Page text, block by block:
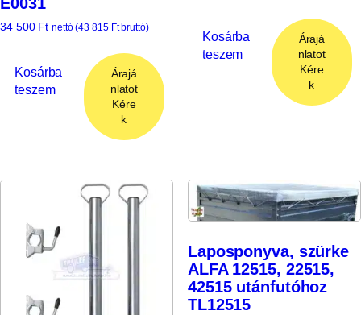
34 500 Ft nettó (43 815 Ftbruttó)
Kosárba
teszem
Árajá
nlatot
Kére
k
Kosárba
teszem
Árajá
nlatot
Kére
k
Laposponyva, szürke
ALFA 12515, 22515,
42515 utánfutóhoz
TL12515